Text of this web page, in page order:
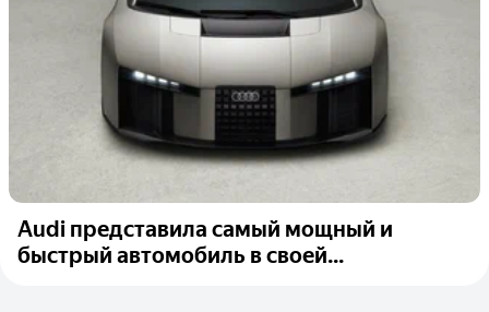
Audi представила самый мощный и
быстрый автомобиль в своей...